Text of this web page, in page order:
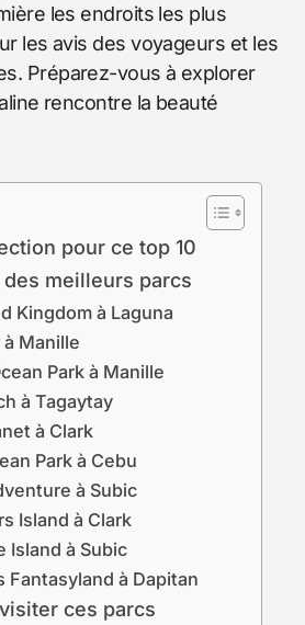
les endroits les plus
les avis des voyageurs et les
Préparez-vous à explorer
rencontre la beauté
pour ce top 10
meilleurs parcs
Kingdom à Laguna
Manille
Park à Manille
à Tagaytay
à Clark
Park à Cebu
à Subic
Island à Clark
Island à Subic
Fantasyland à Dapitan
ces parcs